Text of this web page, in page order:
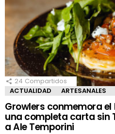
24 Compartidos
ACTUALIDAD
ARTESANALES
Growlers conmemora
una completa carta sin
a Ale Temporini